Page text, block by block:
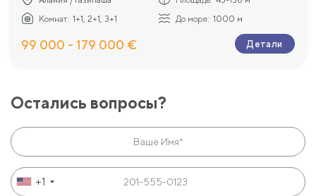
Комнат: 1+1, 2+1, 3+1 До моря: 1000 м
99 000 - 179 000 € Детали
Остались вопросы?
+1